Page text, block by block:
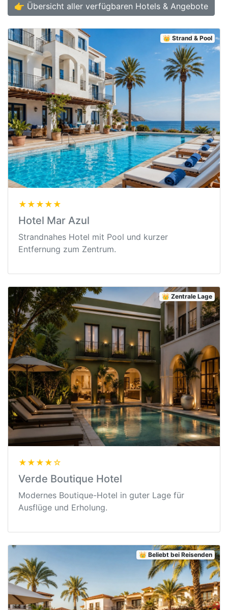
👉 Übersicht aller verfügbaren Hotels & Angebote
👑 Strand & Pool
★★★★★
Hotel Mar Azul
Strandnahes Hotel mit Pool und kurzer
Entfernung zum Zentrum.
👑 Zentrale Lage
★★★★☆
Verde Boutique Hotel
Modernes Boutique-Hotel in guter Lage für
Ausflüge und Erholung.
👑 Beliebt bei Reisenden